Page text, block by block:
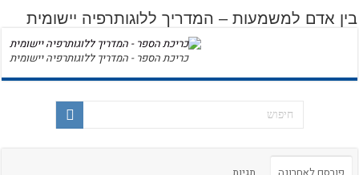
בין אדם למשמעות – המדריך ללוגותרפיה יישומית
כריכת הספר - המדריך ללוגותרפיה יישומית